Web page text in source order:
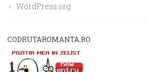
WordPress.org
CODRUTAROMANTA.RO